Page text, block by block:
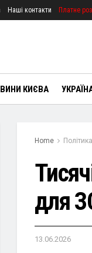
Наші контакти Платне
КИЄВА
Home Політика
для
13.06.2026